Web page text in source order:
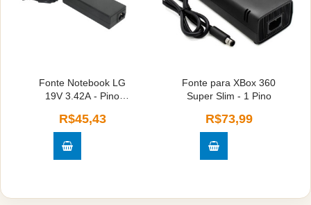
Fonte Notebook LG
19V 3.42A - Pino
R$45,43
Fonte para XBox 360
Super Slim - 1 Pino
R$73,99